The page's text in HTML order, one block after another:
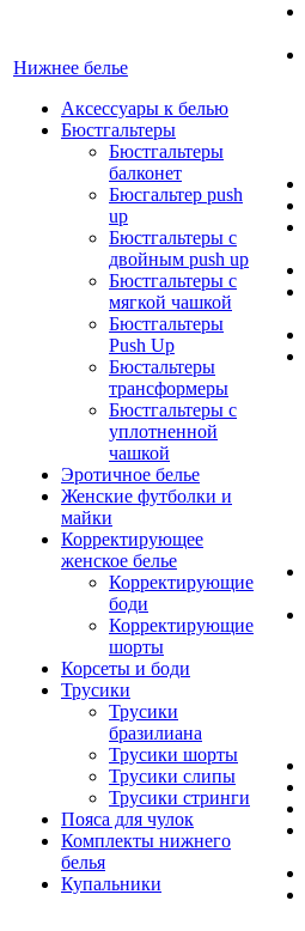
Нижнее белье
Аксессуары к белью
Бюстгальтеры
Бюстгальтеры
балконет
Бюсгальтер push
up
Бюстгальтеры с
двойным push up
Бюстгальтеры с
мягкой чашкой
Бюстгальтеры
Push Up
Бюстальтеры
трансформеры
Бюстгальтеры с
уплотненной
чашкой
Эротичное белье
Женские футболки и
майки
Корректирующее
женское белье
Корректирующие
боди
Корректирующие
шорты
Корсеты и боди
Трусики
Трусики
бразилиана
Трусики шорты
Трусики слипы
Трусики стринги
Пояса для чулок
Комплекты нижнего
белья
Купальники